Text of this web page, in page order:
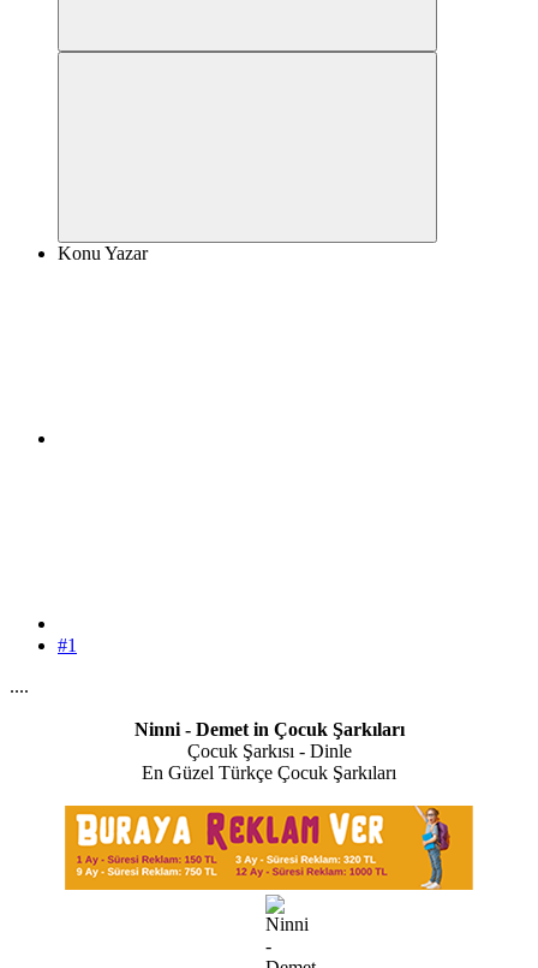
Konu Yazar
#1
....
Ninni - Demet in Çocuk Şarkıları
Çocuk Şarkısı - Dinle
En Güzel Türkçe Çocuk Şarkıları